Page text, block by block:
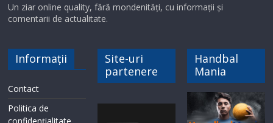
Un ziar online quality, fără mondenități, cu informații și
comentarii de actualitate.
Informații
Contact
Politica de
confidențialitate
Site-uri
partenere
Handbal
Mania